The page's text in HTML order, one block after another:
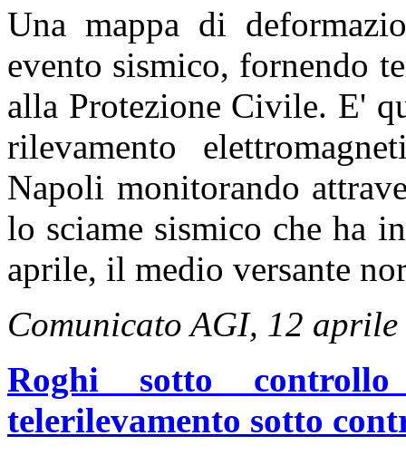
Una mappa di
evento sismico, fornendo
alla Protezione Civile. E'
rilevamento
Napoli monitorando
lo sciame sismico che ha
aprile, il medio versante
Comunicato AGI, 12 aprile
Roghi sotto
telerilevamento sotto